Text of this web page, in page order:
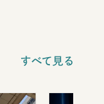
すべて見る